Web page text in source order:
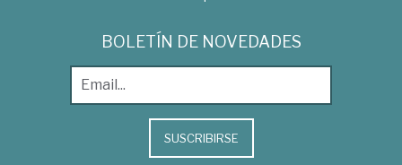
BOLETÍN DE NOVEDADES
SUSCRIBIRSE